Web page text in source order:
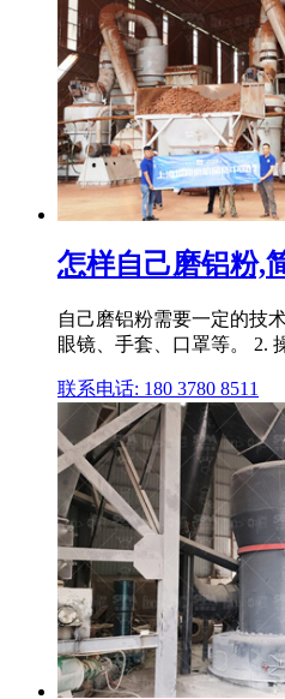
怎样自己磨铝粉,
自己磨铝粉需要一定的技
眼镜、手套、口罩等。 2.
联系电话: 180 3780 8511